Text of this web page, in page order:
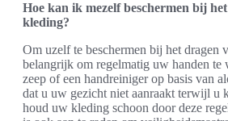
Hoe kan ik mezelf beschermen bij
kleding?
Om uzelf te beschermen bij het dragen
belangrijk om regelmatig uw handen te
zeep of een handreiniger op basis van
dat u uw gezicht niet aanraakt terwijl u
houd uw kleding schoon door deze